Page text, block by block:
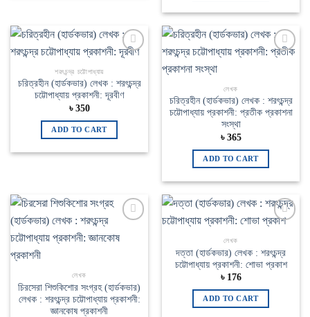
Add to
শরৎচন্দ্র চট্টোপাধ্যায়
চরিত্রহীন (হার্ডকভার) লেখক : শরৎচন্দ্র
চট্টোপাধ্যায় প্রকাশনী: দূরবীণ
৳ 350
ADD TO CART
Add to
লেখক
চরিত্রহীন (হার্ডকভার) লেখক : শরৎচন্দ্র
চট্টোপাধ্যায় প্রকাশনী: প্রতীক প্রকাশনা
সংস্থা
৳ 365
ADD TO CART
wishlist
লেখক
চিরসেরা শিশুকিশোর সংগ্রহ (হার্ডকভার)
লেখক : শরৎচন্দ্র চট্টোপাধ্যায় প্রকাশনী:
জ্ঞানকোষ প্রকাশনী
Add to
লেখক
দত্তা (হার্ডকভার) লেখক : শরৎচন্দ্র
চট্টোপাধ্যায় প্রকাশনী: শোভা প্রকাশ
৳ 176
ADD TO CART